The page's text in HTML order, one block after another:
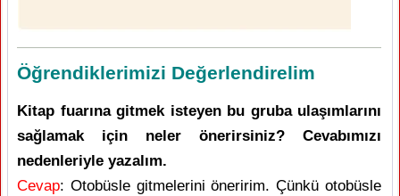
Öğrendiklerimizi Değerlendirelim
Kitap fuarına gitmek isteyen bu gruba ulaşımlarını
sağlamak için neler önerirsiniz? Cevabımızı
nedenleriyle yazalım.
Cevap: Otobüsle gitmelerini öneririm. Çünkü otobüsle